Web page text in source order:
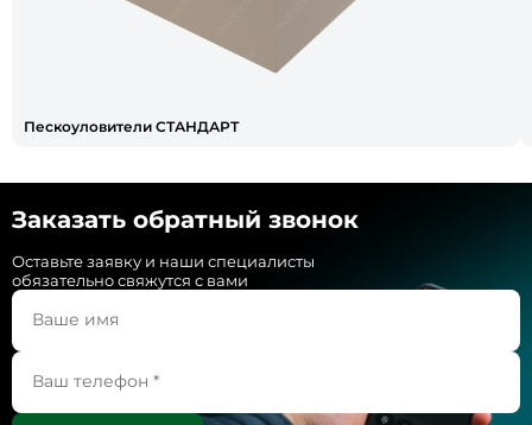
Пескоуловители СТАНДАРТ
Заказать обратный звонок
Оставьте заявку и наши специалисты
обязательно свяжутся с вами